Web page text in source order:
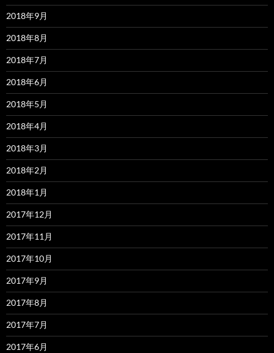
2018年9月
2018年8月
2018年7月
2018年6月
2018年5月
2018年4月
2018年3月
2018年2月
2018年1月
2017年12月
2017年11月
2017年10月
2017年9月
2017年8月
2017年7月
2017年6月